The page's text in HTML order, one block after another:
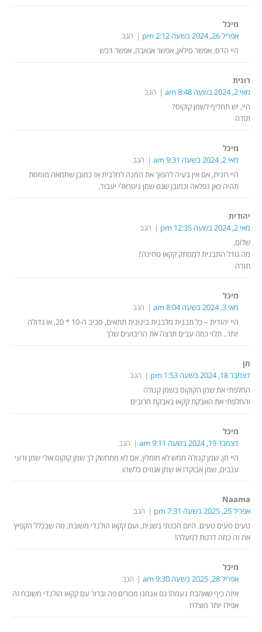
מיכל
אפריל 26, 2024 בשעה 2:12 pm
הגב
היי הדס, אפשר סילאן, אפשר אגאבה, אפשר דבש
רונית
מאי 2, 2024 בשעה 8:48 am
הגב
היי, יש תחליף לשמן קוקוס?
תודה
מיכל
מאי 2, 2024 בשעה 9:31 am
הגב
היי רונית, אם אין בעיה להפוך את המנה לחלבית אז כמובן שחמאה מומסת
תהיה כאן נפלאה וכמובן שגם שמן ניטראלי יעבוד.
יהודית
מאי 2, 2024 בשעה 12:35 pm
הגב
שלום,
מה גודל התבנית לממתק קקאו טחינה?
תודה
מיכל
מאי 3, 2024 בשעה 8:04 am
הגב
היי יהודית – כל תבנית מלבנית בינונית תתאים, סביב ה-10 * 20, או גדולה
יותר.. תלוי כמה עבים תרצה את הריבועים שלך
חן
דצמבר 18, 2024 בשעה 1:53 pm
הגב
החלפתי את שמן הקוקוס בשמן קנולה
והחלפתי את האבקת קקאו באבקת חרובים
מיכל
דצמבר 19, 2024 בשעה 9:11 am
הגב
היי חן, שמן קנולה ממש לא מומלץ, אם לא מתחשק לך שמן קוקוס אולי שמן זרעי
ענבים, שמן אבוקדו או שמן אגוזים כלשהו
Naama
אפריל 25, 2025 בשעה 7:31 pm
הגב
טעים טעים טעים. היום הכנתי בשנית, ועם קקאו הולנדי משובח, מה שבכלל הקפיץ
את זה כמה דרגות למעלה!
מיכל
אפריל 28, 2025 בשעה 9:30 am
הגב
איזה כיף שאהבת נעמה! גם אנחנו מכורים פה וברור עם קקאו הולנדי משובח זה
אפילו יותר מוצלח